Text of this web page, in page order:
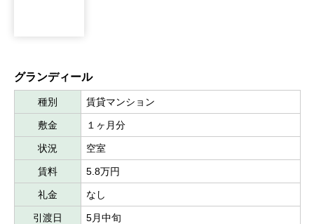
グランディール
種別 賃貸マンション
敷金 １ヶ月分
状況 空室
賃料 5.8万円
礼金 なし
引渡日 5月中旬